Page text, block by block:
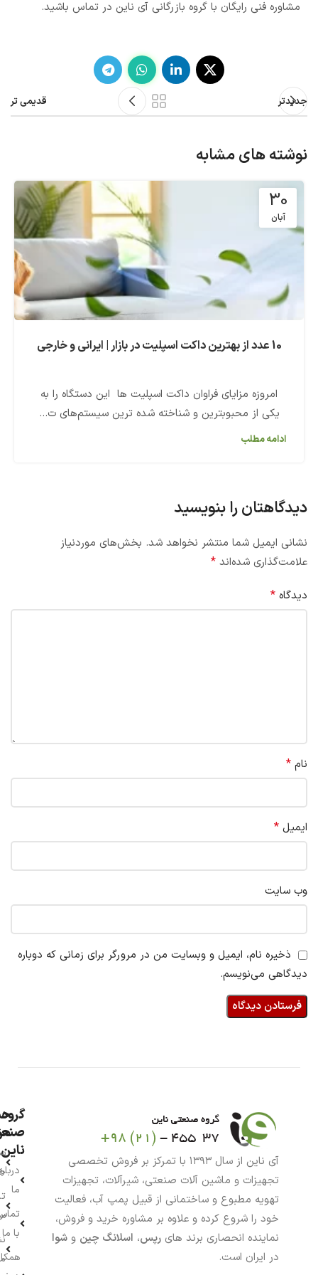
مشاوره فنی رایگان با گروه بازرگانی آی ناین در تماس باشید.
جدیدتر قدیمی تر
نوشته های مشابه
30
آبان
10 عدد از بهترین داکت اسپلیت در بازار | ایرانی و خارجی
امروزه مزایای فراوان داکت اسپلیت ها این دستگاه را به
یکی از محبوبترین و شناخته شده ترین سیستم‌های ت...
ادامه مطلب
دیدگاهتان را بنویسید
نشانی ایمیل شما منتشر نخواهد شد. بخش‌های موردنیاز
علامت‌گذاری شده‌اند *
دیدگاه *
نام *
ایمیل *
وب‌ سایت
ذخیره نام، ایمیل و وبسایت من در مرورگر برای زمانی که دوباره
دیدگاهی می‌نویسم.
آی ناین از سال ۱۳۹۳ با تمرکز بر فروش تخصصی
تجهیزات و ماشین آلات صنعتی، شیرآلات، تجهیزات
تهویه مطبوع و ساختمانی از قبیل پمپ آب، فعالیت
خود را شروع کرده و علاوه بر مشاوره خرید و فروش،
نماینده انحصاری برند های رپس، اسلانگ چین و شوا
در ایران است.
گروه
ناین
ما
با ما